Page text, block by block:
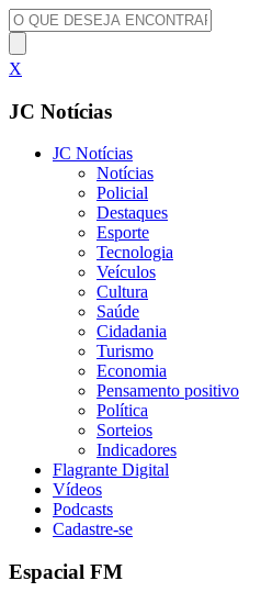
X
JC Notícias
JC Notícias
Notícias
Policial
Destaques
Esporte
Tecnologia
Veículos
Cultura
Saúde
Cidadania
Turismo
Economia
Pensamento positivo
Política
Sorteios
Indicadores
Flagrante Digital
Vídeos
Podcasts
Cadastre-se
Espacial FM